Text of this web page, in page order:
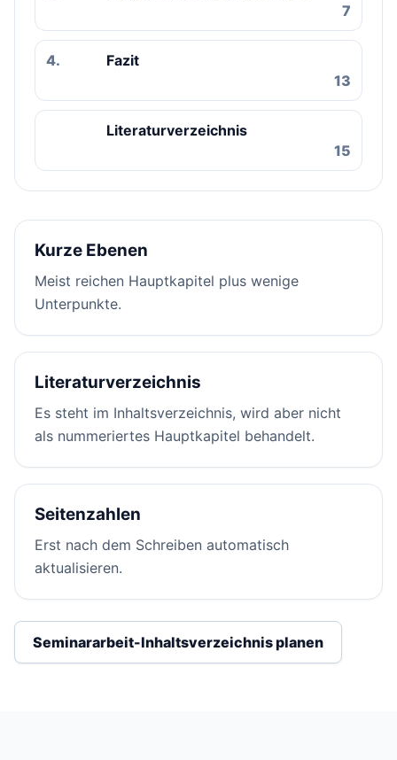
7
4.
Fazit
13
Literaturverzeichnis
15
Kurze Ebenen
Meist reichen Hauptkapitel plus wenige
Unterpunkte.
Literaturverzeichnis
Es steht im Inhaltsverzeichnis, wird aber nicht
als nummeriertes Hauptkapitel behandelt.
Seitenzahlen
Erst nach dem Schreiben automatisch
aktualisieren.
Seminararbeit-Inhaltsverzeichnis planen